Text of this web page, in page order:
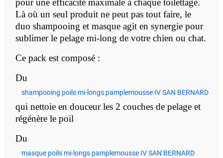
pour une efficacité maximale à chaque toilettage.
Là où un seul produit ne peut pas tout faire, le
duo shampooing et masque agit en synergie pour
sublimer le pelage mi-long de votre chien ou chat.
Ce pack est composé :
Du
shampooing poils mi-longs pamplemousse IV SAN BERNARD
qui nettoie en douceur les 2 couches de pelage et
régénère le poil
Du
masque poils mi-longs pamplemousse IV SAN BERNARD